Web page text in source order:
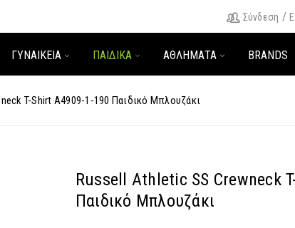
Σύνδεση /
ΓΥΝΑΙΚΕΙΑ ΠΑΙΔΙΚΑ ΑΘΛΗΜΑΤΑ BRANDS
T-Shirt A4909-1-190 Παιδικό Μπλουζάκι
Russell Athletic SS Crewneck
Παιδικό Μπλουζάκι